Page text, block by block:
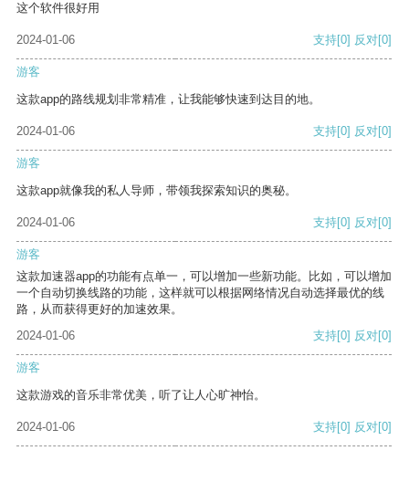
这个软件很好用
2024-01-06 支持[0] 反对[0]
游客
这款app的路线规划非常精准，让我能够快速到达目的地。
2024-01-06 支持[0] 反对[0]
游客
这款app就像我的私人导师，带领我探索知识的奥秘。
2024-01-06 支持[0] 反对[0]
游客
这款加速器app的功能有点单一，可以增加一些新功能。比如，可以增加
一个自动切换线路的功能，这样就可以根据网络情况自动选择最优的线
路，从而获得更好的加速效果。
2024-01-06
支持[0] 反对[0]
游客
这款游戏的音乐非常优美，听了让人心旷神怡。
2024-01-06 支持[0] 反对[0]